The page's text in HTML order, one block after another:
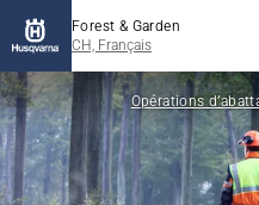
Forest & Garden
CH, Français
Opérations